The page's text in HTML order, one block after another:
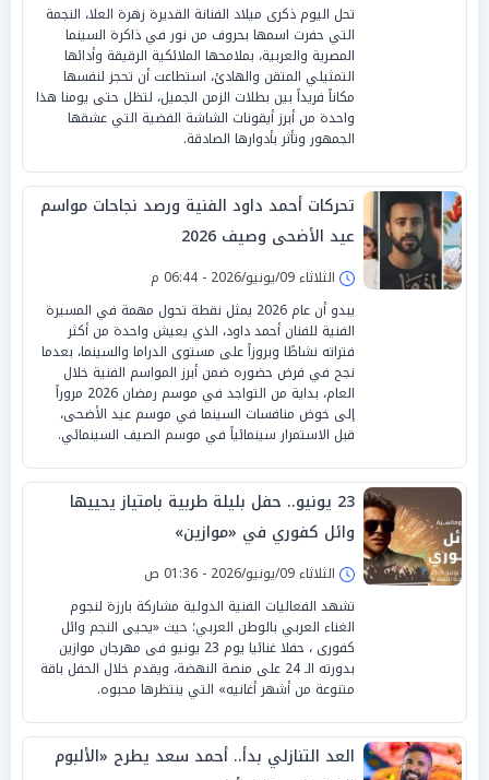
تحل اليوم ذكرى ميلاد الفنانة القديرة زهرة العلا، النجمة
التي حفرت اسمها بحروف من نور في ذاكرة السينما
المصرية والعربية، بملامحها الملائكية الرقيقة وأدائها
التمثيلي المتقن والهادئ، استطاعت أن تحجز لنفسها
مكاناً فريداً بين بطلات الزمن الجميل، لتظل حتى يومنا هذا
واحدة من أبرز أيقونات الشاشة الفضية التي عشقها
الجمهور وتأثر بأدوارها الصادقة.
تحركات أحمد داود الفنية ورصد نجاحات مواسم
عيد الأضحى وصيف 2026
الثلاثاء 09/يونيو/2026 - 06:44 م
يبدو أن عام 2026 يمثل نقطة تحول مهمة في المسيرة
الفنية للفنان أحمد داود، الذي يعيش واحدة من أكثر
فتراته نشاطًا وبروزاً على مستوى الدراما والسينما، بعدما
نجح في فرض حضوره ضمن أبرز المواسم الفنية خلال
العام، بداية من التواجد في موسم رمضان 2026 مروراً
إلى خوض منافسات السينما في موسم عيد الأضحى،
قبل الاستمرار سينمائياً في موسم الصيف السينمائي.
23 يونيو.. حفل بليلة طربية بامتياز يحييها
وائل كفوري في «موازين»
الثلاثاء 09/يونيو/2026 - 01:36 ص
تشهد الفعاليات الفنية الدولية مشاركة بارزة لنجوم
الغناء العربي بالوطن العربي؛ حيث «يحيى النجم وائل
كفورى ، حفلا غنائيا يوم 23 يونيو فى مهرجان موازين
بدورته الـ 24 على منصة النهضة، ويقدم خلال الحفل باقة
متنوعة من أشهر أغانيه» التي ينتظرها محبوه.
العد التنازلي بدأ.. أحمد سعد يطرح «الألبوم